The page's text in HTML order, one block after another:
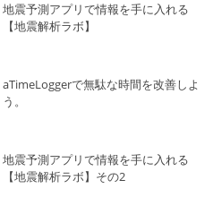
地震予測アプリで情報を手に入れる
【地震解析ラボ】
aTimeLoggerで無駄な時間を改善しよ
う。
地震予測アプリで情報を手に入れる
【地震解析ラボ】その2